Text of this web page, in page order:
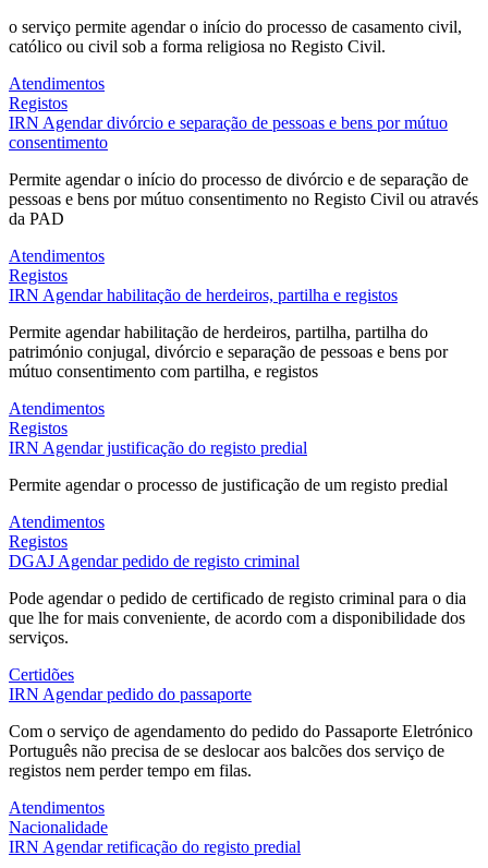
o serviço permite agendar o início do processo de casamento civil,
católico ou civil sob a forma religiosa no Registo Civil.
Atendimentos
Registos
IRN Agendar divórcio e separação de pessoas e bens por mútuo
consentimento
Permite agendar o início do processo de divórcio e de separação de
pessoas e bens por mútuo consentimento no Registo Civil ou através
da PAD
Atendimentos
Registos
IRN Agendar habilitação de herdeiros, partilha e registos
Permite agendar habilitação de herdeiros, partilha, partilha do
património conjugal, divórcio e separação de pessoas e bens por
mútuo consentimento com partilha, e registos
Atendimentos
Registos
IRN Agendar justificação do registo predial
Permite agendar o processo de justificação de um registo predial
Atendimentos
Registos
DGAJ Agendar pedido de registo criminal
Pode agendar o pedido de certificado de registo criminal para o dia
que lhe for mais conveniente, de acordo com a disponibilidade dos
serviços.
Certidões
IRN Agendar pedido do passaporte
Com o serviço de agendamento do pedido do Passaporte Eletrónico
Português não precisa de se deslocar aos balcões dos serviço de
registos nem perder tempo em filas.
Atendimentos
Nacionalidade
IRN Agendar retificação do registo predial